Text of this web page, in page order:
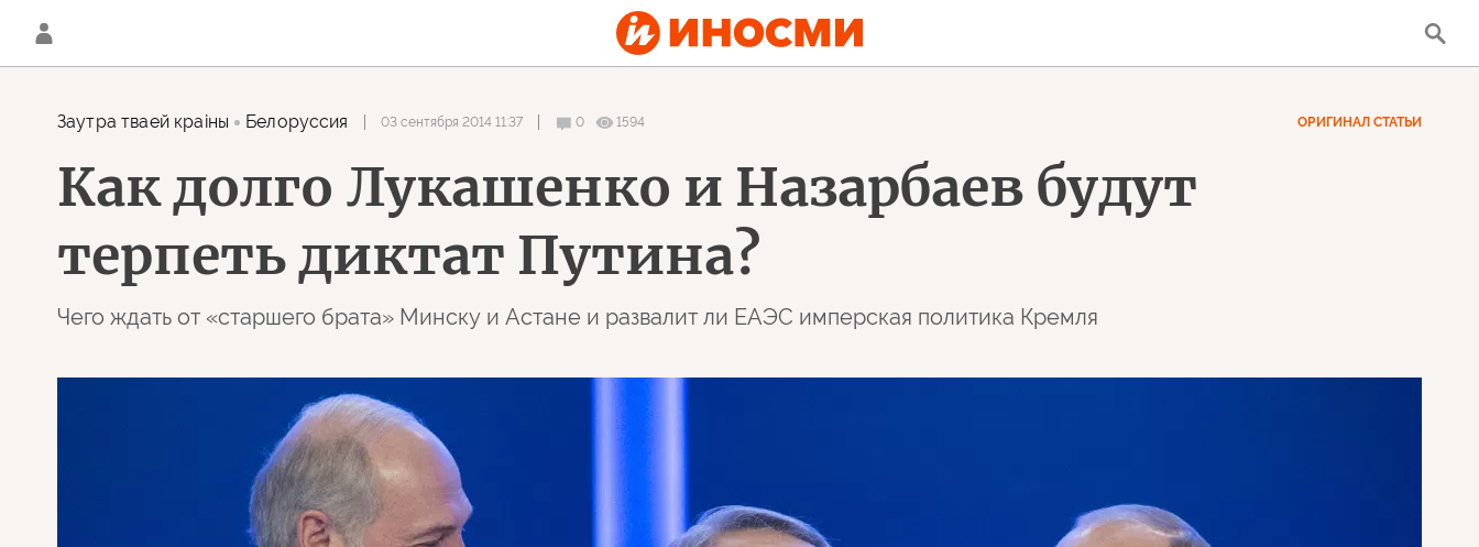
Заутра тваей краiны Белоруссия 03 сентября 2014 11:37 0 1594 ОРИГИНАЛ СТАТЬИ
Как долго Лукашенко и Назарбаев будут
терпеть диктат Путина?
Чего ждать от «старшего брата» Минску и Астане и развалит ли ЕАЭС имперская политика Кремля